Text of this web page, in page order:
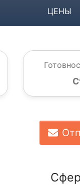
ЦЕНЫ